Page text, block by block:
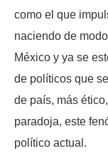
como el que
naciendo de
México y ya se
de políticos que
de país, más
paradoja, este
político actual.